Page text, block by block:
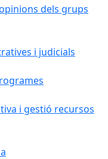
dels grups
i judicials
i gestió recursos